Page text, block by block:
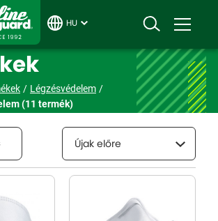
HU
Légzésvédelem
(11 termék)
Újak előre